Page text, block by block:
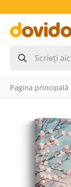
Pagina principală